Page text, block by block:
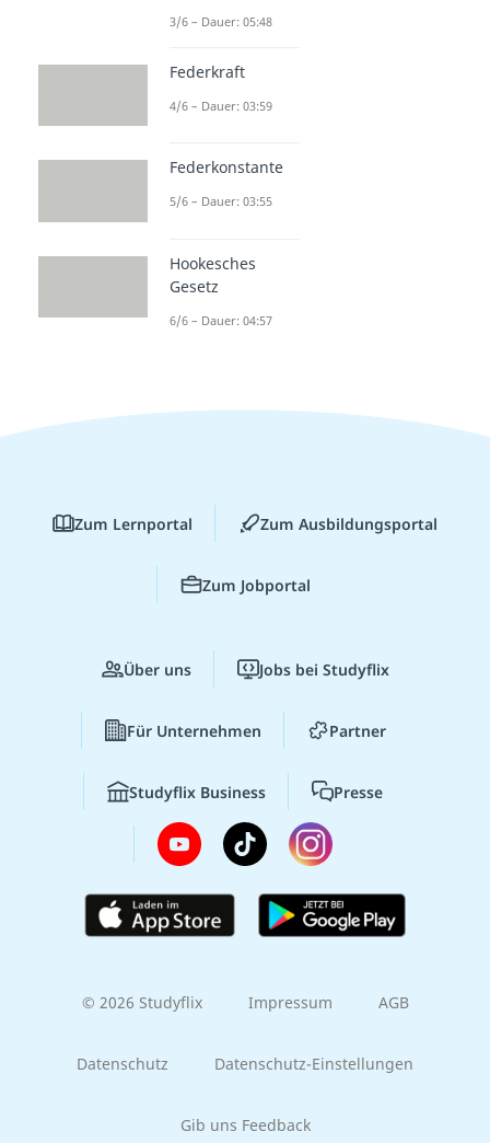
3/6 – Dauer: 05:48
Federkraft
4/6 – Dauer: 03:59
Federkonstante
5/6 – Dauer: 03:55
Hookesches
Gesetz
6/6 – Dauer: 04:57
Zum Lernportal Zum Ausbildungsportal
Zum Jobportal
Über uns Jobs bei Studyflix
Für Unternehmen Partner
Studyflix Business Presse
© 2026 Studyflix Impressum AGB
Datenschutz Datenschutz-Einstellungen
Gib uns Feedback